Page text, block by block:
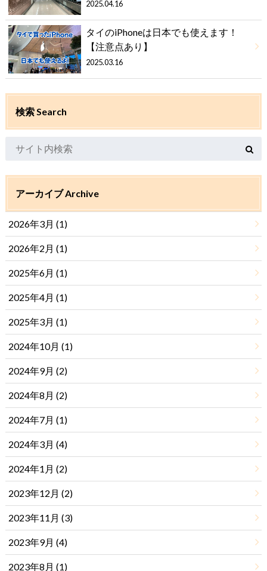
2025.04.16
タイのiPhoneは日本でも使えます！
【注意点あり】
2025.03.16
検索 Search
アーカイブ Archive
2026年3月 (1)
2026年2月 (1)
2025年6月 (1)
2025年4月 (1)
2025年3月 (1)
2024年10月 (1)
2024年9月 (2)
2024年8月 (2)
2024年7月 (1)
2024年3月 (4)
2024年1月 (2)
2023年12月 (2)
2023年11月 (3)
2023年9月 (4)
2023年8月 (1)